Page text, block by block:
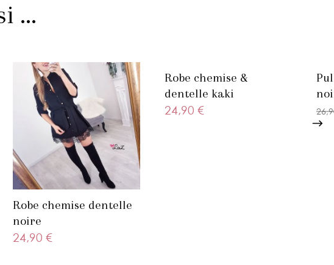
...
Robe chemise dentelle
noire
24,90 €
Robe chemise &
dentelle kaki
24,90 €